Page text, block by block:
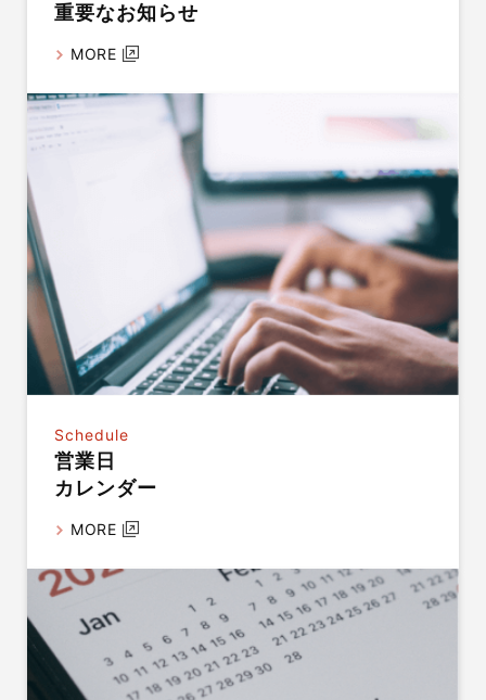
重要なお知らせ
MORE
Schedule
営業日
カレンダー
MORE